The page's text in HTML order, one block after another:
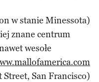
w stanie Minessota)
znane centrum
wesołe
San Francisco)